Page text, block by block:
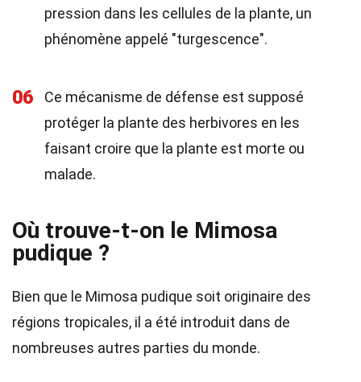
pression dans les cellules de la plante, un
phénomène appelé "turgescence".
06
Ce mécanisme de défense est supposé
protéger la plante des herbivores en les
faisant croire que la plante est morte ou
malade.
Où trouve-t-on le Mimosa
pudique ?
Bien que le Mimosa pudique soit originaire des
régions tropicales, il a été introduit dans de
nombreuses autres parties du monde.